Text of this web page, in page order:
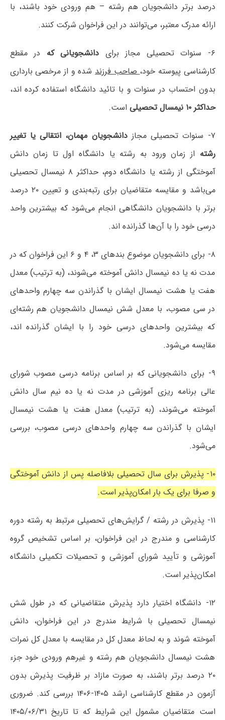
درصد برتر دانشجویان هم رشته – هم ورودی خود باشند، با
ارائه مدرک معتبر، می‌توانند در این فراخوان شرکت کنند.
۶- سنوات تحصیلی مجاز برای دانشجویانی که در مقطع
کارشناسی پیوسته خود،صاحب فرزندشده و از مرخصی بارداری
بدون احتساب در سنوات و با تائید دانشگاه استفاده کرده اند،
حداکثر ۱۰ نیمسال تحصیلی
است.
۷- سنوات تحصیلی مجاز
دانشجویان مهمان، انتقالی یا تغییر
رشته از زمان ورود به رشته یا دانشگاه اول تا زمان دانش
آموختگی از رشته یا دانشگاه دوم، حداکثر ۸ نیمسال تحصیلی
می‌باشد و مقایسه متقاضیان برای رتبه‌بندی و تعیین ۲۰ درصد
برتر با دانشجویان دانشگاهی انجام می‌شود که بیشترین واحد
درسی خود را با آن‌ها گذرانده اند.
۸- برای دانشجویان موضوع بندهای ۳، ۴ و ۶ این فراخوان که در
مدت نه یا ده نیمسال دانش آموخته می‌شوند، (به ترتیب) معدل
هفت یا هشت نیمسال ایشان با گذراندن سه چهارم واحدهای
در سی مصوب، با معدل شش نیمسال دانشجویان هم رشته‌ای
که بیشترین واحدهای درسی خود را با ایشان گذرانده اند،
مقایسه می‌شود.
۹- برای دانشجویانی که بر اساس برنامه درسی مصوب شورای
عالی برنامه ریزی آموزشی در مدت نه یا ده نیم سال دانش
آموخته می‌شوند، (به ترتیب) معدل هفت یا هشت نیمسال
ایشان با گذراندن سه چهارم واحدهای درسی مصوب، بررسی
می‌شود.
۱۰- پذیرش برای سال تحصیلی بلافاصله پس از دانش آموختگی
و صرفا برای یک بار امکان‌پذیر است.
۱۱- پذیرش در رشته / گرایش‌های تحصیلی مرتبط به رشته دوره
کارشناسی و مندرج در این فراخوان، بر اساس تشخیص گروه
آموزشی و تأیید شورای آموزشی و تحصیلات تکمیلی دانشگاه
امکان‌پذیر است.
۱۲- دانشگاه اختیار دارد پذیرش متقاضیانی که در طول شش
نیمسال تحصیلی با شرایط مندرج در این فراخوان، دانش
آموخته شوند و به لحاظ معدل کل در مقایسه با معدل کل نمرات
هشت نیمسال دانشجویان هم رشته و غیرهم ورودی خود جزء
۲۰ درصد برتر باشند، به صورت مازاد بر ظرفیت پذیرش بدون
آزمون در مقطع کارشناسی ارشد ۱۴۰۵-۱۴۰۶ بررسی کند. ضروری
است متقاضیان مشمول این شرایط که تا تاریخ ۱۴۰۵/۰۶/۳۱